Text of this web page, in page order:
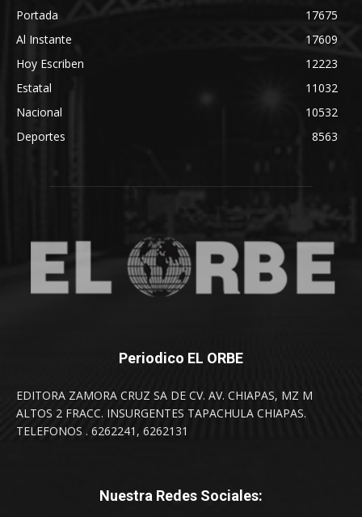
Portada
17675
Al Instante
17609
Hoy Escriben
12223
Estatal
11032
Nacional
10532
Deportes
8563
Periodico EL ORBE
EDITORA ZAMORA CRUZ SA DE CV. AV. CHIAPAS, MZ M
ALTOS 2 FRACC. INSURGENTES TAPACHULA CHIAPAS.
TELEFONOS . 6262241, 6262131
Nuestra Redes Sociales: